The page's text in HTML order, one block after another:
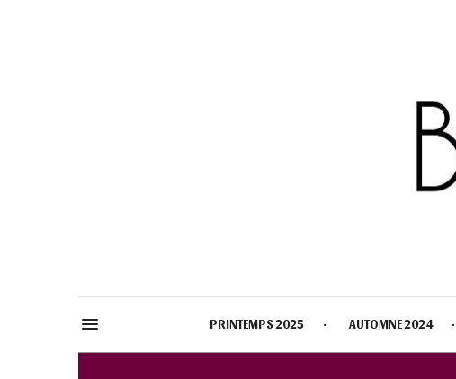
PRINTEMPS 2025 AUTOMNE 2024